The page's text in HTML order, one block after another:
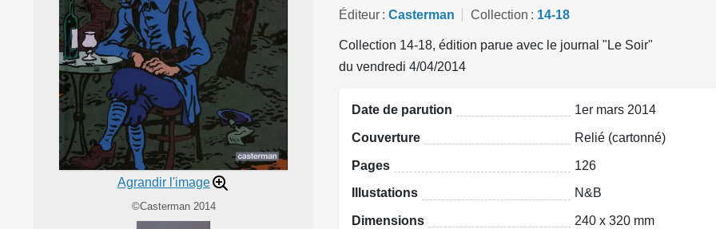
Agrandir l'image
©Casterman 2014
Éditeur
Casterman Collection 14-18
Collection 14-18, édition parue avec le journal "Le Soir"
du vendredi 4/04/2014
Date de parution 1er mars 2014
Couverture Relié (cartonné)
Pages 126
Illustations N&B
Dimensions 240 x 320 mm